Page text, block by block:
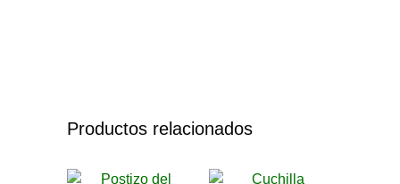
Productos relacionados